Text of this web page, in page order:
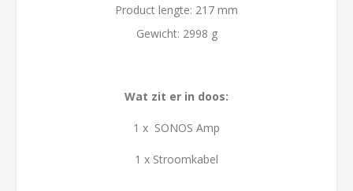
Product lengte: 217 mm
Gewicht: 2998 g
Wat zit er in doos:
1 x SONOS Amp
1 x Stroomkabel